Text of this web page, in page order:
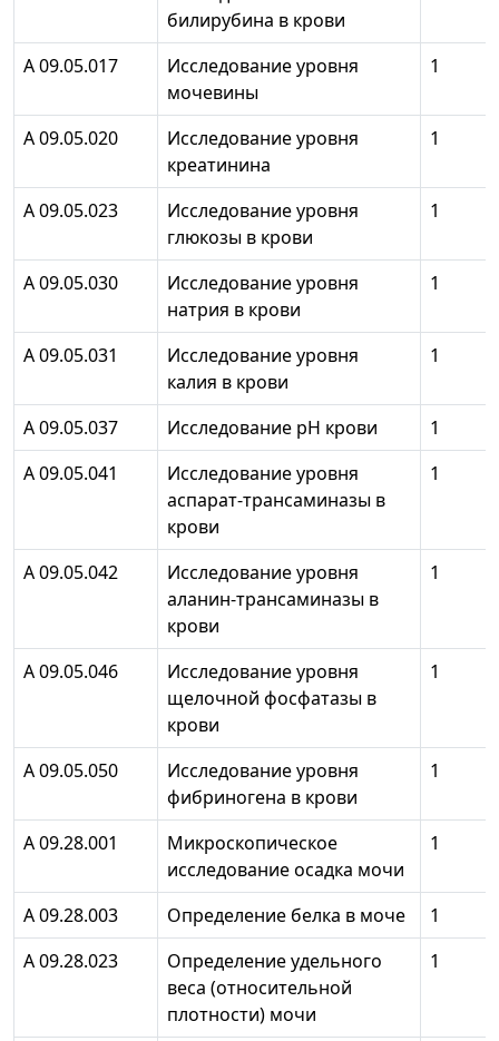
билирубина в крови
А 09.05.017
Исследование уровня
мочевины
1
А 09.05.020
Исследование уровня
креатинина
1
А 09.05.023
Исследование уровня
глюкозы в крови
1
А 09.05.030
Исследование уровня
натрия в крови
1
А 09.05.031
Исследование уровня
калия в крови
1
А 09.05.037 Исследование рН крови
1
А 09.05.041
Исследование уровня
аспарат-трансаминазы в
крови
1
А 09.05.042
Исследование уровня
аланин-трансаминазы в
крови
1
А 09.05.046
Исследование уровня
щелочной фосфатазы в
крови
1
А 09.05.050
Исследование уровня
фибриногена в крови
1
А 09.28.001
Микроскопическое
исследование осадка мочи
1
А 09.28.003 Определение белка в моче
1
А 09.28.023
Определение удельного
веса (относительной
плотности) мочи
1